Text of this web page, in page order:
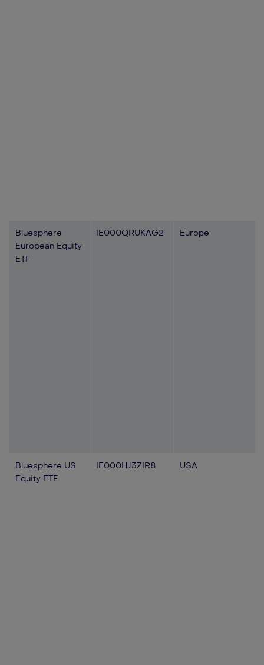
Bluesphere
European Equity
ETF
IE000QRUKAG2 Europe
Bluesphere US
Equity ETF
IE000HJ3ZIR8 USA